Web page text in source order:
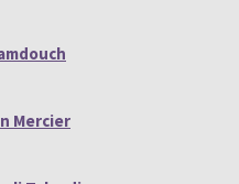
Mercier